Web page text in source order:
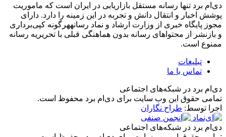
دی‌ام برد تنها رسانه مستقل بازاریابی در ایران است که ماموریت
پوشش اخبار و انتقال دانش و تجربه در این زمینه را دارد. دارای
مجوز پایگاه خبری از وزارت ارشاد و نماد رسانههرگونه کپی‌برداری
و بازنشر از محتواهای رسانه بدون هماهنگی قبلی با تحریریه رسانه
ممنوع است.
تبلیغات
تماس با ما
دی‌ام برد در شبکه‌های اجتماعی
تمامی حقوق این وب سایت برای دی‌ام برد محفوظ است.
اجرا توسط: طراح نگاران
دی‌ام برد در شبکه‌های اجتماعی